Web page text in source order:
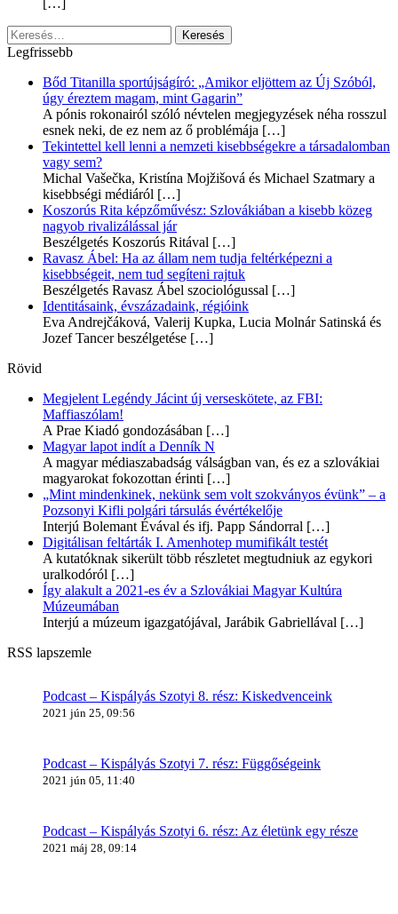
[…]
Keresés:
Legfrissebb
Bőd Titanilla sportújságíró: „Amikor eljöttem az Új Szóból,
úgy éreztem magam, mint Gagarin”
A pónis rokonairól szóló névtelen megjegyzések néha rosszul
esnek neki, de ez nem az ő problémája […]
Tekintettel kell lenni a nemzeti kisebbségekre a társadalomban
vagy sem?
Michal Vašečka, Kristína Mojžišová és Michael Szatmary a
kisebbségi médiáról […]
Koszorús Rita képzőművész: Szlovákiában a kisebb közeg
nagyob rivalizálással jár
Beszélgetés Koszorús Ritával […]
Ravasz Ábel: Ha az állam nem tudja feltérképezni a
kisebbségeit, nem tud segíteni rajtuk
Beszélgetés Ravasz Ábel szociológussal […]
Identitásaink, évszázadaink, régióink
Eva Andrejčáková, Valerij Kupka, Lucia Molnár Satinská és
Jozef Tancer beszélgetése […]
Rövid
Megjelent Legéndy Jácint új verseskötete, az FBI:
Maffiaszólam!
A Prae Kiadó gondozásában […]
Magyar lapot indít a Denník N
A magyar médiaszabadság válságban van, és ez a szlovákiai
magyarokat fokozottan érinti […]
„Mint mindenkinek, nekünk sem volt szokványos évünk” – a
Pozsonyi Kifli polgári társulás évértékelője
Interjú Bolemant Évával és ifj. Papp Sándorral […]
Digitálisan feltárták I. Amenhotep mumifikált testét
A kutatóknak sikerült több részletet megtudniuk az egykori
uralkodóról […]
Így alakult a 2021-es év a Szlovákiai Magyar Kultúra
Múzeumában
Interjú a múzeum igazgatójával, Jarábik Gabriellával […]
RSS lapszemle
Podcast – Kispályás Szotyi 8. rész: Kiskedvenceink
2021 jún 25, 09:56
Podcast – Kispályás Szotyi 7. rész: Függőségeink
2021 jún 05, 11:40
Podcast – Kispályás Szotyi 6. rész: Az életünk egy része
2021 máj 28, 09:14